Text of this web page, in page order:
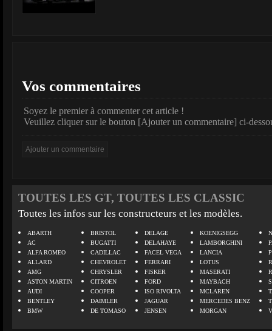
Vos commentaires
Soyez le premier à commenter cet article !
Veuillez cliquer sur le bouton [Ajouter un commentaire] ci-
TOUTES LES GT, TOUTES LES CLASSIC
Toutes les infos sur les constructeurs et les modèles.
ABARTH
AC
ALFA ROMEO
ALLARD
AMG
ASTON MARTIN
AUDI
BENTLEY
BMW
BRISTOL
BUGATTI
CADILLAC
CHEVROLET
CHRYSLER
CITROEN
COOPER
DAIMLER
DE TOMASO
DELAGE
DELAHAYE
FACEL VEGA
FERRARI
FISKER
FORD
ISO RIVOLTA
JAGUAR
JENSEN
KOENIGSEGG
LAMBORGHINI
LANCIA
LOTUS
MASERATI
MAYBACH
MCLAREN
MERCEDES BENZ
MORGAN